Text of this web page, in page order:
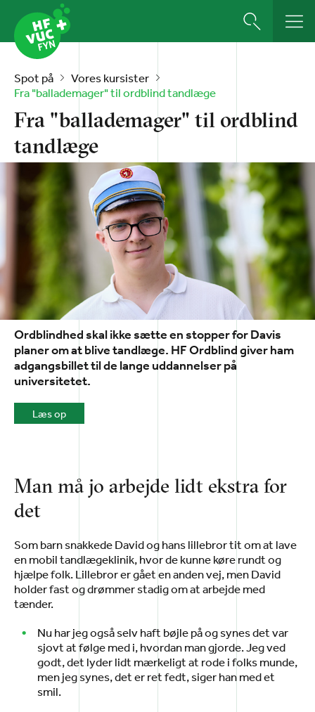
Spot på
Vores kursister
Fra "ballademager" til ordblind tandlæge
Fra "ballademager" til ordblind
tandlæge
Ordblindhed skal ikke sætte en stopper for Davis
planer om at blive tandlæge. HF Ordblind giver ham
adgangsbillet til de lange uddannelser på
universitetet.
Læs op
Man må jo arbejde lidt ekstra for
det
Som barn snakkede David og hans lillebror tit om at lave
en mobil tandlægeklinik, hvor de kunne køre rundt og
hjælpe folk. Lillebror er gået en anden vej, men David
holder fast og drømmer stadig om at arbejde med
tænder.
Nu har jeg også selv haft bøjle på og synes det var
sjovt at følge med i, hvordan man gjorde. Jeg ved
godt, det lyder lidt mærkeligt at rode i folks munde,
men jeg synes, det er ret fedt, siger han med et
smil.